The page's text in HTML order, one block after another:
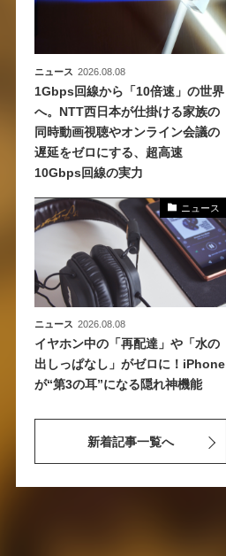
ニュース 2026.08.08
1Gbps回線から「10倍速」の世界
へ。NTT西日本が仕掛ける家族の
同時動画視聴やオンライン会議の
遅延をゼロにする、超高速
10Gbps回線の実力
ニュース
ニュース 2026.08.08
イヤホン中の「再配達」や「水の
出しっぱなし」がゼロに！iPhone
が“第3の耳”になる隠れ神機能
新着記事一覧へ